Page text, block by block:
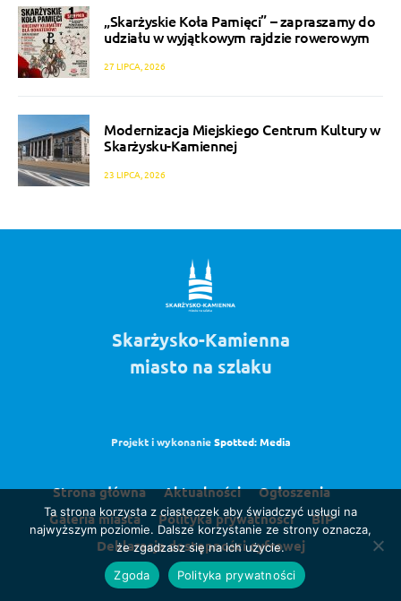
„Skarżyskie Koła Pamięci” – zapraszamy do
udziału w wyjątkowym rajdzie rowerowym
27 LIPCA, 2026
Modernizacja Miejskiego Centrum Kultury w
Skarżysku-Kamiennej
23 LIPCA, 2026
Skarżysko-Kamienna
miasto na szlaku
Projekt i wykonanieSpotted: Media
Strona główna Aktualności
Ogłoszenia
Galeria miasta
Polityka prywatności
BIP
Deklaracja dostępności cyfrowej
Ta strona korzysta z ciasteczek aby świadczyć usługi na
najwyższym poziomie. Dalsze korzystanie ze strony oznacza,
że zgadzasz się na ich użycie.
Zgoda
Polityka prywatności